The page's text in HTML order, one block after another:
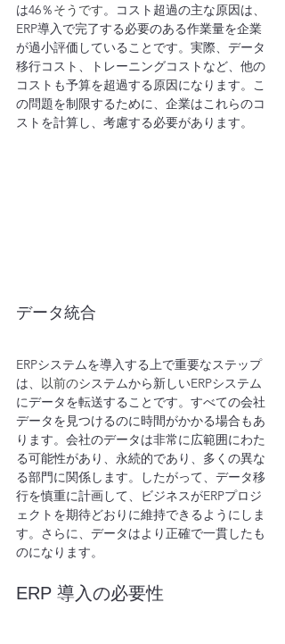
は46％そうです。コスト超過の主な原因は、
ERP導入で完了する必要のある作業量を企業
が過小評価していることです。実際、データ
移行コスト、トレーニングコストなど、他の
コストも予算を超過する原因になります。こ
の問題を制限するために、企業はこれらのコ
ストを計算し、考慮する必要があります。
データ統合
ERPシステムを導入する上で重要なステップ
は、 以前のシステムから新しいERPシステム
にデータを転送することです。すべての会社
データを見つけるのに時間がかかる場合もあ
ります。会社のデータは非常に広範囲にわた
る可能性があり、永続的であり、多くの異な
る部門に関係します。したがって、データ移
行を慎重に計画して、ビジネスがERPプロジ
ェクトを期待どおりに維持できるようにしま
す。さらに、データはより正確で一貫したも
のになります。
ERP 導入の必要性